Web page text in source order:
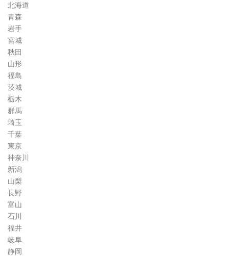
コ
ラ
ム
北海道
青森
岩手
宮城
秋田
山形
福島
茨城
栃木
群馬
埼玉
千葉
東京
神奈川
新潟
山梨
長野
富山
石川
福井
岐阜
静岡